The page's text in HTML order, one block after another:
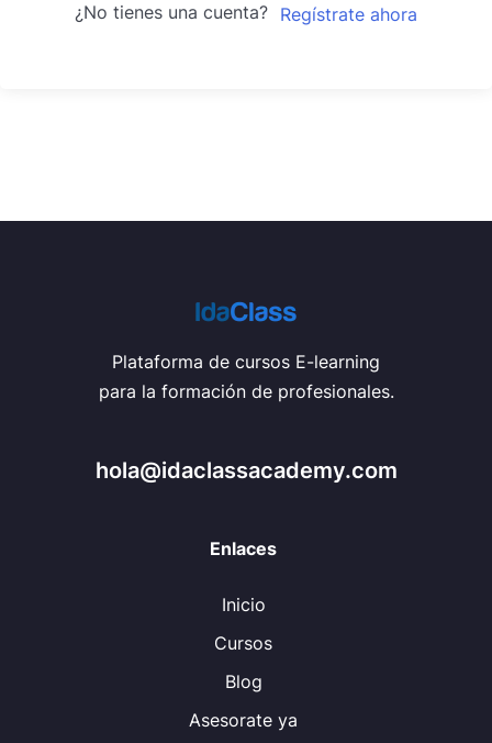
¿No tienes una cuenta? Regístrate ahora
Plataforma de cursos E-learning
para la formación de profesionales.
hola@idaclassacademy.com
Enlaces
Inicio
Cursos
Blog
Asesorate ya